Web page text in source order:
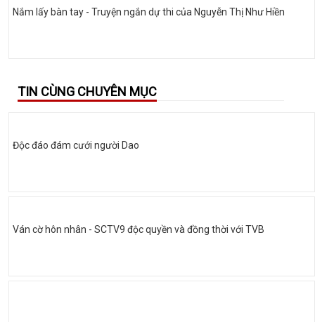
Nắm lấy bàn tay - Truyện ngắn dự thi của Nguyễn Thị Như Hiền
TIN CÙNG CHUYÊN MỤC
Độc đáo đám cưới người Dao
Ván cờ hôn nhân - SCTV9 độc quyền và đồng thời với TVB